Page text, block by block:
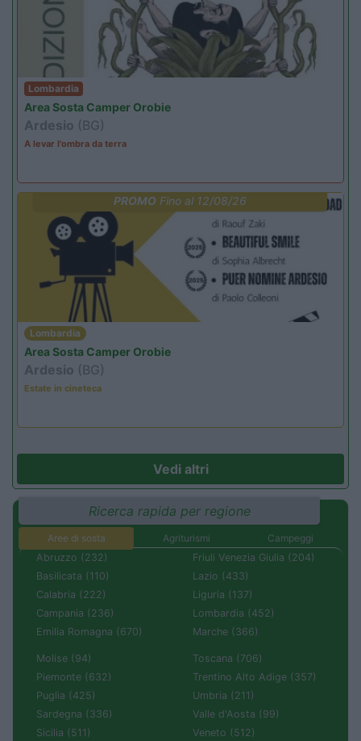
Lombardia
Area Sosta Camper Orobie
Ardesio (BG)
A levar l'ombra da terra
PROMO Fino al 12/08/26
Lombardia
Area Sosta Camper Orobie
Ardesio (BG)
Estate in cineteca
Vedi altri
Ricerca rapida per regione
Aree di sosta Agriturismi
Campeggi
Abruzzo (232)
Basilicata (110)
Calabria (222)
Campania (236)
Emilia Romagna (670)
Friuli Venezia Giulia (204)
Lazio (433)
Liguria (137)
Lombardia (452)
Marche (366)
Molise (94)
Piemonte (632)
Puglia (425)
Sardegna (336)
Sicilia (511)
Toscana (706)
Trentino Alto Adige (357)
Umbria (211)
Valle d'Aosta (99)
Veneto (512)